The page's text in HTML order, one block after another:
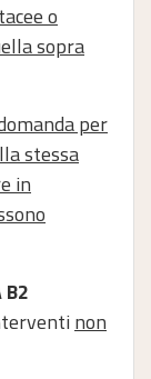
o
sopra
per
stessa
in
B2
non